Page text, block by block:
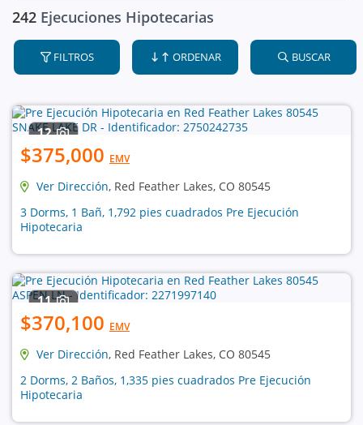
242 Ejecuciones Hipotecarias
FILTROS ORDENAR BUSCAR
12
$375,000 EMV
Ver Dirección, Red Feather Lakes, CO 80545
3 Dorms, 1 Bañ, 1,792 pies cuadrados Pre Ejecución
Hipotecaria
11
$370,100 EMV
Ver Dirección, Red Feather Lakes, CO 80545
2 Dorms, 2 Baños, 1,335 pies cuadrados Pre Ejecución
Hipotecaria